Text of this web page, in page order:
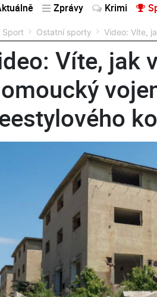
Zprávy Krimi
Sport Ostatní sporty Video: Víte,
Víte, jak